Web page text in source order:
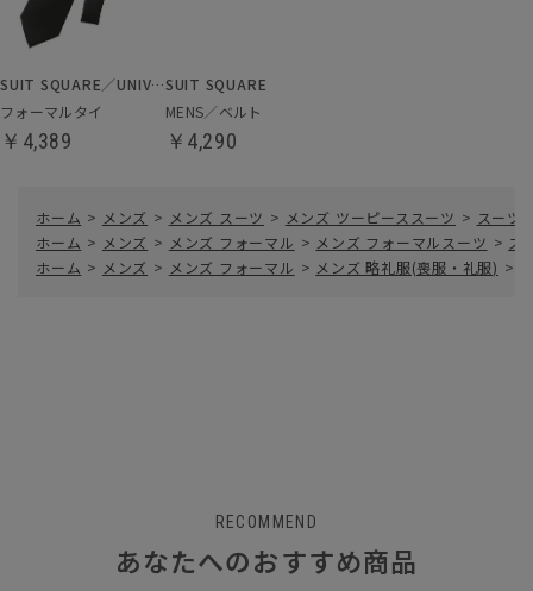
SUIT SQUARE／UNIVERSAL LANGUAGE
フォーマルタイ
￥4,389
SUIT SQUARE
MENS／ベルト
￥4,290
ホーム > メンズ > メンズ スーツ > メンズ ツーピーススーツ > スーツ
ホーム > メンズ > メンズ フォーマル > メンズ フォーマルスーツ > ス
ホーム > メンズ > メンズ フォーマル > メンズ 略礼服(喪服・礼服) >
RECOMMEND
あなたへのおすすめ商品